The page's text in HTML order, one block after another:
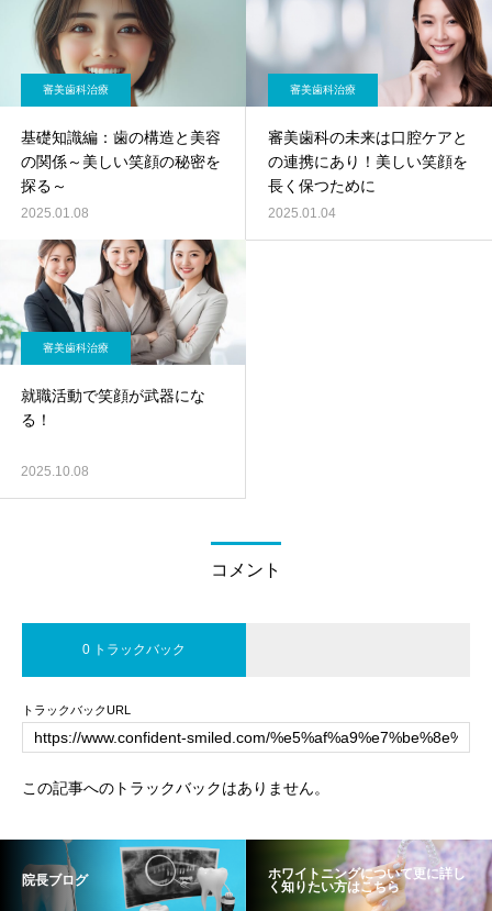
審美歯科治療
基礎知識編：歯の構造と美容
の関係～美しい笑顔の秘密を
探る～
2025.01.08
審美歯科治療
審美歯科の未来は口腔ケアと
の連携にあり！美しい笑顔を
長く保つために
2025.01.04
審美歯科治療
就職活動で笑顔が武器にな
る！
2025.10.08
コメント
0 トラックバック
トラックバックURL
この記事へのトラックバックはありません。
院長ブログ
ホワイトニングについて更に詳し
く知りたい方はこちら